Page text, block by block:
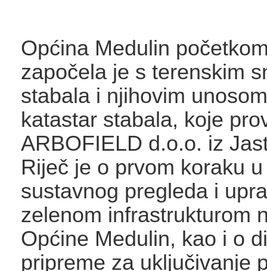
Općina Medulin
započela je s terenskim
stabala i njihovim
katastar stabala, koje
ARBOFIELD d.o.o. iz
Riječ je o prvom koraku
sustavnog pregleda i
zelenom infrastrukturom
Općine Medulin, kao i o
pripreme za uključivanje